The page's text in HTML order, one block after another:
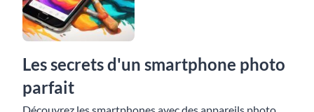
Les secrets d'un smartphone photo
parfait